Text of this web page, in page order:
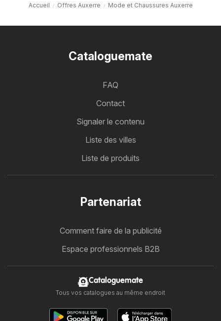
Accueil Offres Auxerre Mode et Chaussures Auxerre
Cataloguemate
FAQ
Contact
Signaler le contenu
Liste des villes
Liste de produits
Partenariat
Comment faire de la publicité
Espace professionnels B2B
Cataloguemate
Tous vos catalogues au même endroit